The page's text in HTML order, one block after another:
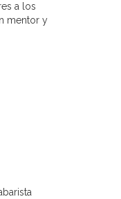
a los
mentor y